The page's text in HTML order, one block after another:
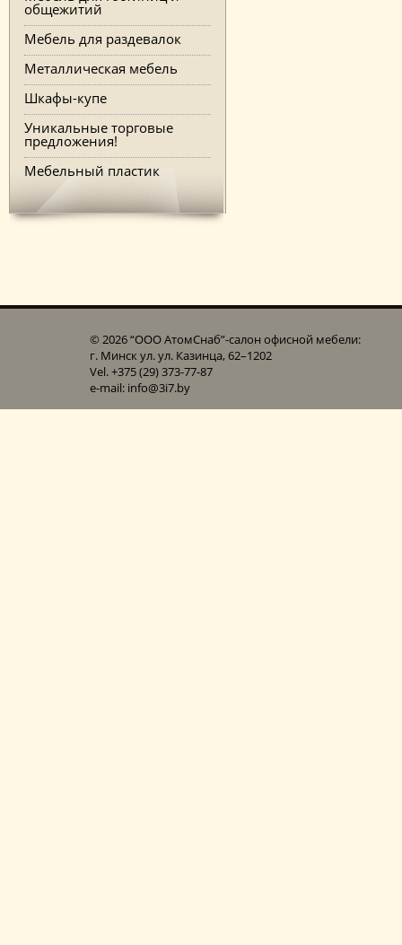
общежитий
Мебель для раздевалок
Металлическая мебель
Шкафы-купе
Уникальные торговые
предложения!
Мебельный пластик
© 2026 “ООО АтомСнаб”-cалон офисной мебели:
г. Минск ул. ул. Казинца, 62–1202
Vel. +375 (29) 373-77-87
e-mail: info@3i7.by